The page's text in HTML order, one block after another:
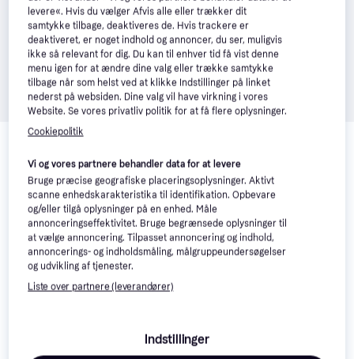
Relaterede produkter
Se vores forslag til andre produkter, der matcher dine
interesser. Vis alle
levere«. Hvis du vælger Afvis alle eller trækker dit
samtykke tilbage, deaktiveres de. Hvis trackere er
deaktiveret, er noget indhold og annoncer, du ser, muligvis
ikke så relevant for dig. Du kan til enhver tid få vist denne
menu igen for at ændre dine valg eller trække samtykke
tilbage når som helst ved at klikke Indstillinger på linket
nederst på websiden. Dine valg vil have virkning i vores
Website. Se vores privatliv politik for at få flere oplysninger.
Cookiepolitik
Vi og vores partnere behandler data for at levere
Bruge præcise geografiske placeringsoplysninger. Aktivt
scanne enhedskarakteristika til identifikation. Opbevare
og/eller tilgå oplysninger på en enhed. Måle
annonceringseffektivitet. Bruge begrænsede oplysninger til
at vælge annoncering. Tilpasset annoncering og indhold,
annoncerings- og indholdsmåling, målgruppeundersøgelser
og udvikling af tjenester.
Liste over partnere (leverandører)
Indstillinger